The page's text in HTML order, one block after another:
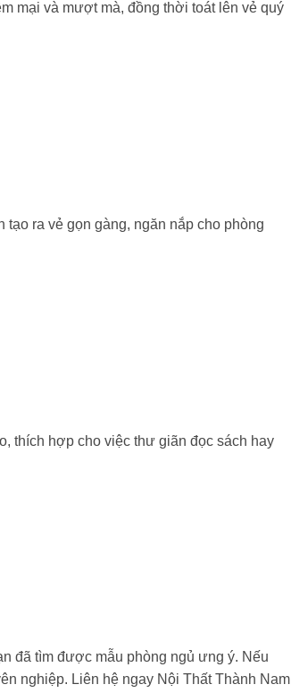
mại và mượt mà, đồng thời toát lên vẻ quý
ra vẻ gọn gàng, ngăn nắp cho phòng
thích hợp cho việc thư giãn đọc sách hay
đã tìm được mẫu phòng ngủ ưng ý. Nếu
nghiệp. Liên hệ ngay Nội Thất Thành Nam